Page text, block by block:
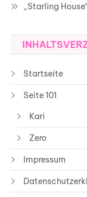
„Starling
Startseite
Seite 101
Kari
Zero
Impressum